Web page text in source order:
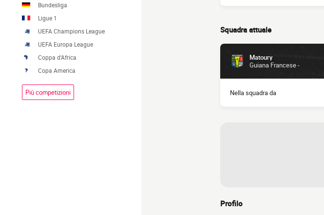
Bundesliga
Ligue 1
UEFA Champions League
UEFA Europa League
Coppa d'Africa
Copa America
Più competizioni
Squadra attuale
Matoury
Guiana Francese -
Nella squadra da
Profilo